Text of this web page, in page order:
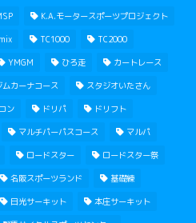
K.A.モータースポーツプロジェクト
TC1000 TC2000
YMGM ひろ走 カートレース
ムカーナコース スタジオいたさん
ン ドリパ ドリフト
マルチパーパスコース マルパ
ロードスター ロードスター祭
名阪スポーツランド 基礎練
日光サーキット 本庄サーキット